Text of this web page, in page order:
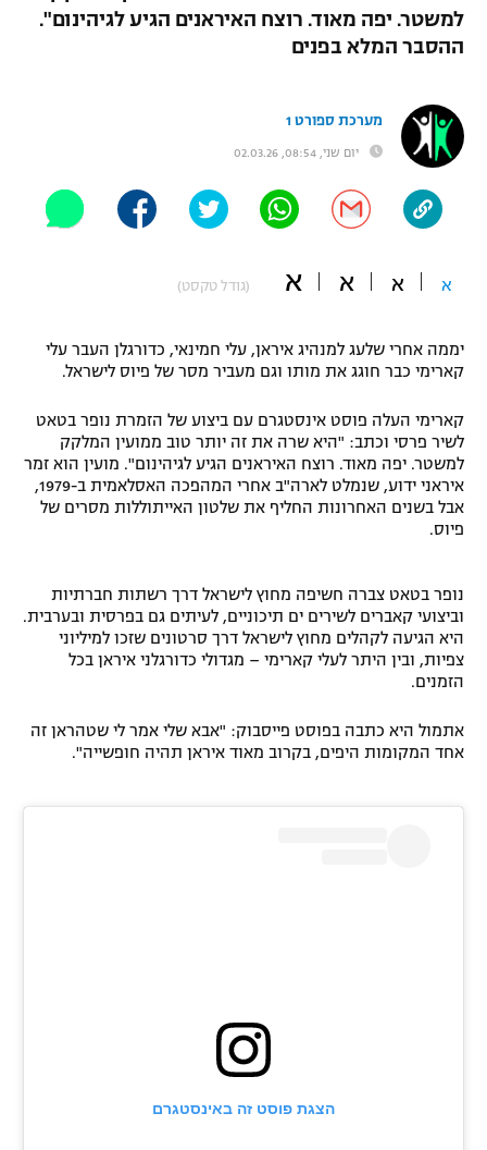
ברחבה
"מעל הליגה" – פודקאסט
"מחצית בשכונה" – פודקאסט
משתתפים וזוכים בפרסים
תקנון משתתפים וזוכים בפרסים
תקנון עבור פעילות ספורט 1 – "מרלן"
טניס
גיימינג E-Sports
תנאי שימוש
תקנון פעילות ספורט 1
רשיון להקרנה פומבית לבית עסק
הצטרפות לחבילת הערוצים
הפועל באר שבע
בני יהודה
ליגה ברזילאית
ליגות נוספות
אגרוף
UFC
היאבקות WWE
אופניים
ספורט מוטורי
פוטבול אמריקאי NFL
בייסבול MLB
ספורט אתגרי ואקסטרים
אומנויות לחימה
למשטר. יפה מאוד. רוצח האיראנים הגיע לגיהינום".
ההסבר המלא בפנים
מערכת ספורט 1
יום שני, 08:54, 02.03.26
א א א א (גודל טקסט)
יממה אחרי שלעג למנהיג איראן, עלי חמינאי, כדורגלן העבר עלי
קארימי כבר חוגג את מותו וגם מעביר מסר של פיוס לישראל.
קארימי העלה פוסט אינסטגרם עם ביצוע של הזמרת נופר בטאט
לשיר פרסי וכתב: "היא שרה את זה יותר טוב ממועין המלקק
למשטר. יפה מאוד. רוצח האיראנים הגיע לגיהינום". מועין הוא זמר
איראני ידוע, שנמלט לארה"ב אחרי המהפכה האסלאמית ב-1979,
אבל בשנים האחרונות החליף את שלטון האייתוללות מסרים של
פיוס.
נופר בטאט צברה חשיפה מחוץ לישראל דרך רשתות חברתיות
וביצועי קאברים לשירים ים תיכוניים, לעיתים גם בפרסית ובערבית.
היא הגיעה לקהלים מחוץ לישראל דרך סרטונים שזכו למיליוני
צפיות, ובין היתר לעלי קארימי – מגדולי כדורגלני איראן בכל
הזמנים.
אתמול היא כתבה בפוסט פייסבוק: "אבא שלי אמר לי שטהראן זה
אחד המקומות היפים, בקרוב מאוד איראן תהיה חופשייה".
הצגת פוסט זה באינסטגרם